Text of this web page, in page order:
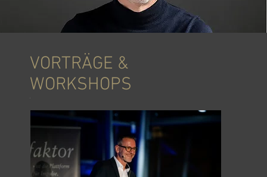
VORTRÄGE &
WORKSHOPS
.